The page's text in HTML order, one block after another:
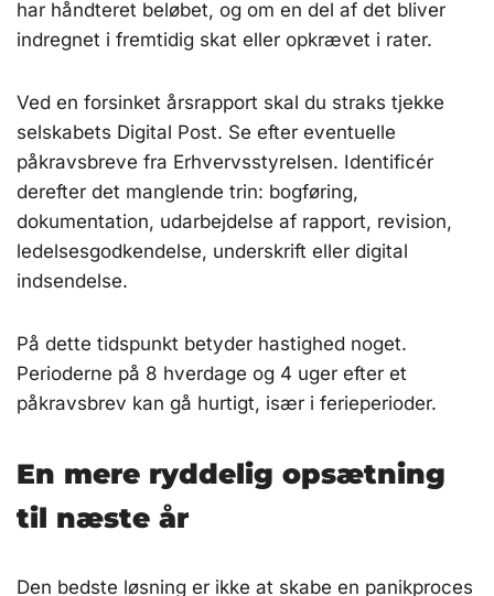
har håndteret beløbet, og om en del af det bliver
indregnet i fremtidig skat eller opkrævet i rater.
Ved en forsinket årsrapport skal du straks tjekke
selskabets Digital Post. Se efter eventuelle
påkravsbreve fra Erhvervsstyrelsen. Identificér
derefter det manglende trin: bogføring,
dokumentation, udarbejdelse af rapport, revision,
ledelsesgodkendelse, underskrift eller digital
indsendelse.
På dette tidspunkt betyder hastighed noget.
Perioderne på 8 hverdage og 4 uger efter et
påkravsbrev kan gå hurtigt, især i ferieperioder.
En mere ryddelig opsætning
til næste år
Den bedste løsning er ikke at skabe en panikproces